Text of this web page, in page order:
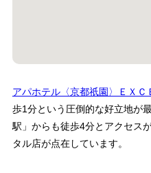
アパホテル〈京都祇園〉ＥＸＣ
歩1分という圧倒的な好立地が
駅」からも徒歩4分とアクセス
タル店が点在しています。